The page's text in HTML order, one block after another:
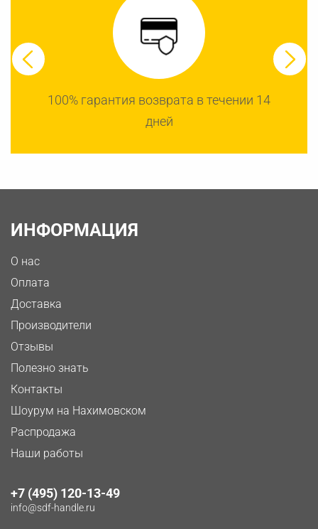
100% гарантия возврата в течении 14
дней
ИНФОРМАЦИЯ
О нас
Оплата
Доставка
Производители
Отзывы
Полезно знать
Контакты
Шоурум на Нахимовском
Распродажа
Наши работы
+7 (495) 120-13-49
info@sdf-handle.ru